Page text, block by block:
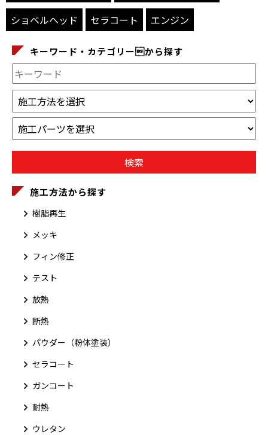
ショベルヘッド セラコート エンジン
キーワード・カテゴリーから探す
施工方法から探す
樹脂再生
メッキ
フィン修正
テスト
放熱
断熱
パウダー（粉体塗装）
セラコート
ガンコート
耐熱
ウレタン